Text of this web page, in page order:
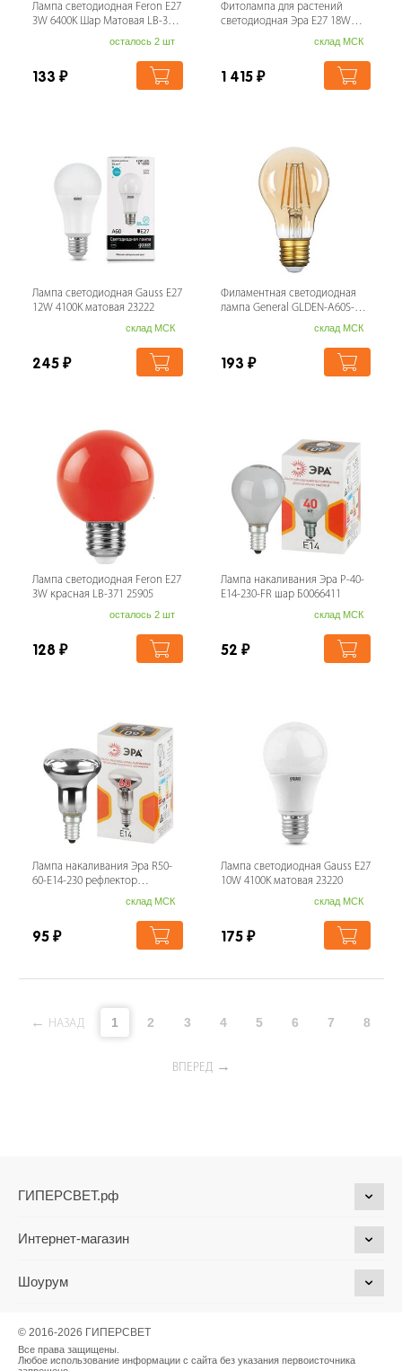
Лампа светодиодная Feron E27
3W 6400K Шар Матовая LB-375
осталось 2 шт
133 ₽
Фитолампа для растений
светодиодная Эра E27 18W
склад МСК
1 415 ₽
Лампа светодиодная Gauss E27
12W 4100K матовая 23222
склад МСК
245 ₽
Филаментная светодиодная
лампа General GLDEN-A60S-10-
склад МСК
193 ₽
Лампа светодиодная Feron E27
3W красная LB-371 25905
осталось 2 шт
128 ₽
Лампа накаливания Эра P-40-
E14-230-FR шар Б0066411
склад МСК
52 ₽
Лампа накаливания Эра R50-
60-E14-230 рефлектор
склад МСК
95 ₽
Лампа светодиодная Gauss E27
10W 4100K матовая 23220
склад МСК
175 ₽
НАЗАД 1 2 3 4 5 6 7 8
ВПЕРЕД
ГИПЕРСВЕТ.рф
Интернет-магазин
Шоурум
© 2016-2026 ГИПЕРСВЕТ
Все права защищены.
Любое использование информации с сайта без указания первоисточника